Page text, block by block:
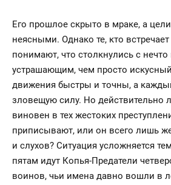
Его прошлое скрыто в мраке, а
неясными. Однако те, кто
понимают, что столкнулись с нечто
устрашающим, чем просто
движения быстры и точны, а
зловещую силу. Но действительно
виновен в тех жестоких
приписывают, или он всего лишь
и слухов? Ситуация усложняется
пятам идут Копья-Предатели
воинов, чьи имена давно вошли в